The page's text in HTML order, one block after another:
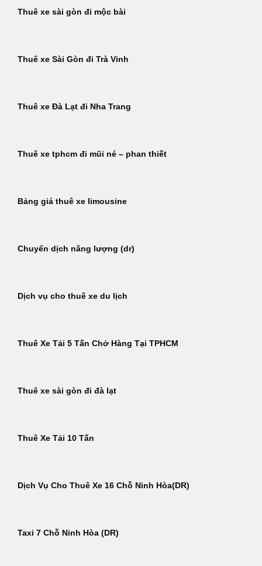
Thuê xe sài gòn đi mộc bài
Thuê xe Sài Gòn đi Trà Vinh
Thuê xe Đà Lạt đi Nha Trang
Thuê xe tphcm đi mũi né – phan thiết
Bảng giá thuê xe limousine
Chuyển dịch năng lượng (dr)
Dịch vụ cho thuê xe du lịch
Thuê Xe Tải 5 Tấn Chở Hàng Tại TPHCM
Thuê xe sài gòn đi đà lạt
Thuê Xe Tải 10 Tấn
Dịch Vụ Cho Thuê Xe 16 Chỗ Ninh Hòa(DR)
Taxi 7 Chỗ Ninh Hòa (DR)